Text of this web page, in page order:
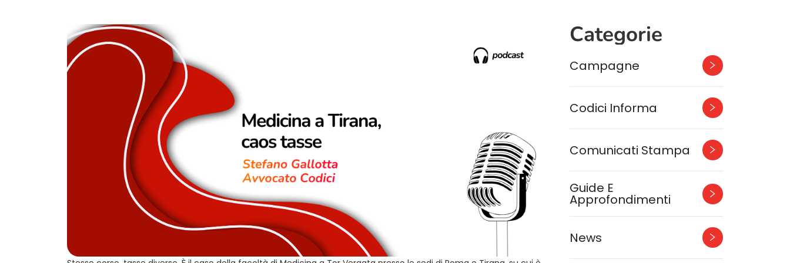
Categorie
Campagne
Codici Informa
Comunicati Stampa
Guide E
Approfondimenti
News